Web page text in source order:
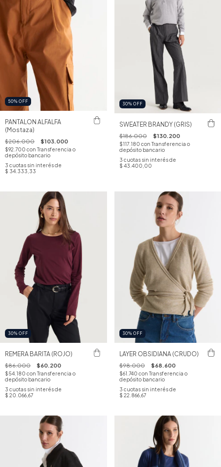
50% OFF
PANTALON ALFALFA
(Mostaza)
$206.000 $103.000
$92.700 con Transferencia o
depósito bancario
3 cuotas sin interés de
$ 34.333,33
30% OFF
SWEATER BRANDY (GRIS)
$186.000 $130.200
$117.180 con Transferencia o
depósito bancario
3 cuotas sin interés de
$ 43.400,00
30% OFF
REMERA BARITA (ROJO)
$86.000 $60.200
$54.180 con Transferencia o
depósito bancario
3 cuotas sin interés de
$ 20.066,67
30% OFF
LAYER OBSIDIANA (CRUDO)
$98.000 $68.600
$61.740 con Transferencia o
depósito bancario
3 cuotas sin interés de
$ 22.866,67